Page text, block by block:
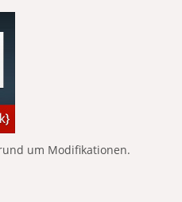
um Modifikationen.